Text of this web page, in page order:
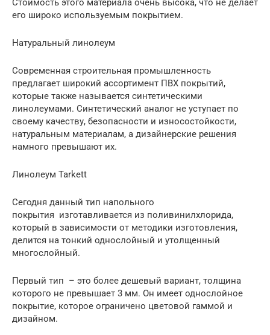
Стоимость этого материала очень высока, что не делает
его широко используемым покрытием.
Натуральный линолеум
Современная строительная промышленность
предлагает широкий ассортимент ПВХ покрытий,
которые также называется синтетическими
линолеумами. Синтетический аналог не уступает по
своему качеству, безопасности и износостойкости,
натуральным материалам, а дизайнерские решения
намного превышают их.
Линолеум Tarkett
Сегодня данный тип напольного
покрытия изготавливается из поливинилхлорида,
который в зависимости от методики изготовления,
делится на тонкий однослойный и утолщенный
многослойный.
Первый тип – это более дешевый вариант, толщина
которого не превышает 3 мм. Он имеет однослойное
покрытие, которое ограничено цветовой гаммой и
дизайном.